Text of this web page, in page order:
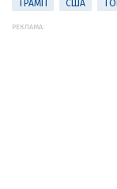
ТРАМП США
РЕКЛАМА: